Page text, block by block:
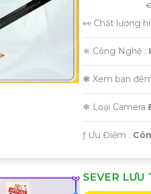
👀 Chất lượng
✳️ Công Nghệ :
❃ Xem ban
❄ Loại Camera
️ƒ Ưu Điểm :
SEVER LƯU